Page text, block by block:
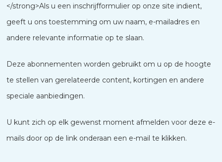
</strong>Als u een inschrijfformulier op onze site indient,
geeft u ons toestemming om uw naam, e-mailadres en
andere relevante informatie op te slaan.
Deze abonnementen worden gebruikt om u op de hoogte
te stellen van gerelateerde content, kortingen en andere
speciale aanbiedingen.
U kunt zich op elk gewenst moment afmelden voor deze e-
mails door op de link onderaan een e-mail te klikken.